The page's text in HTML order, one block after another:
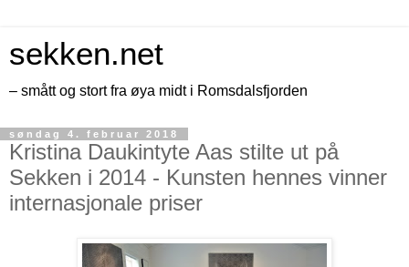
sekken.net
– smått og stort fra øya midt i Romsdalsfjorden
søndag 4. februar 2018
Kristina Daukintyte Aas stilte ut på
Sekken i 2014 - Kunsten hennes vinner
internasjonale priser